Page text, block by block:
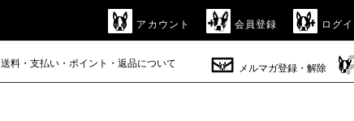
アカウント 会員登録 ログ
送料・支払い・ポイント・返品について メルマガ登録・解除